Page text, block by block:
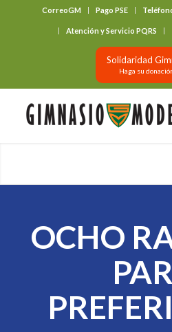
CorreoGM Pago PSE
Atención y Servicio PQRS
Solidaridad
Haga su
OCHO